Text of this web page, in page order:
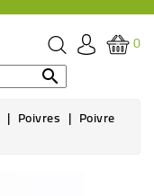
0

Poivres Poivre